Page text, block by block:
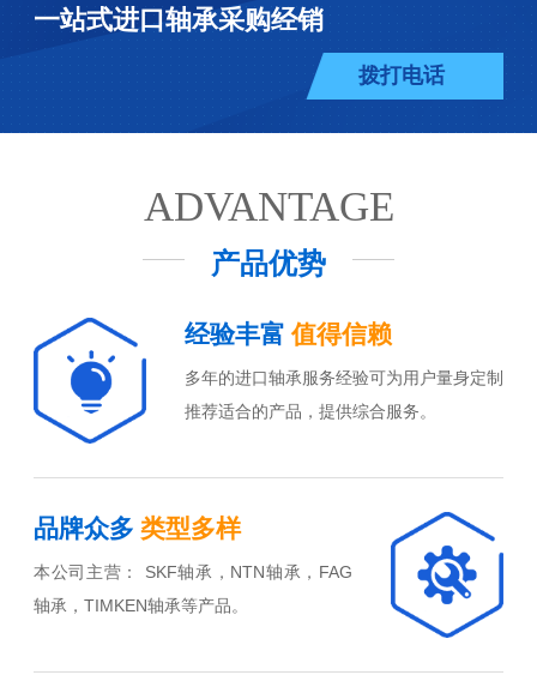
一站式进口轴承采购经销
拨打电话
ADVANTAGE
产品优势
经验丰富值得信赖
多年的进口轴承服务经验可为用户量身定制
推荐适合的产品，提供综合服务。
品牌众多 类型多样
本公司主营： SKF轴承，NTN轴承，FAG
轴承，TIMKEN轴承等产品。